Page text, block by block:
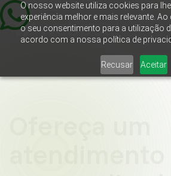
O nosso website utiliza cookies para
experiência melhor e mais relevante. Ao
o seu consentimento para a utilização
acordo com a nossa política de
Recusar Aceitar